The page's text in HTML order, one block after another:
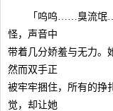
「呜呜……臭流氓……
怪，声音中
带着几分娇羞与无力。
然而双手正
被牢牢捆住，所有的挣
觉，却让她